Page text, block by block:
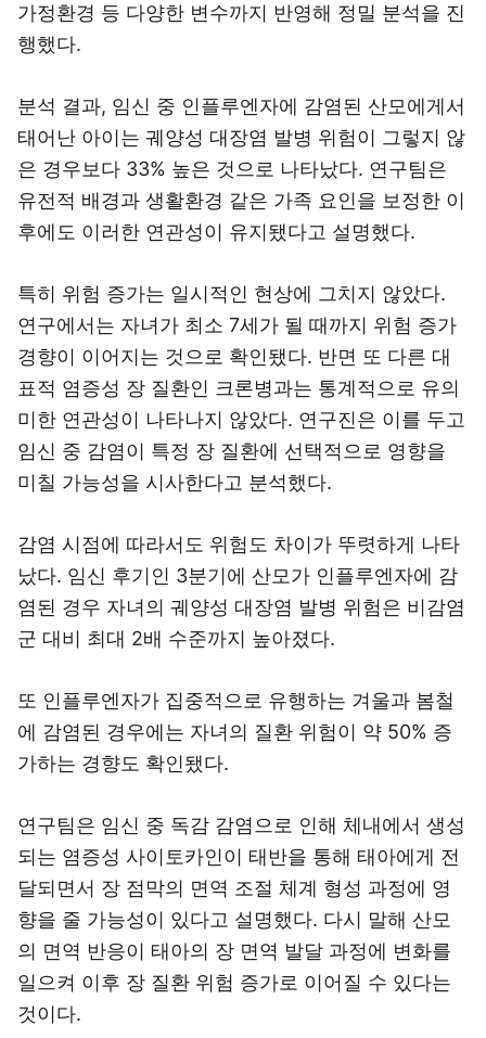
가정환경 등 다양한 변수까지 반영해 정밀 분석을 진
행했다.
분석 결과, 임신 중 인플루엔자에 감염된 산모에게서
태어난 아이는 궤양성 대장염 발병 위험이 그렇지 않
은 경우보다 33% 높은 것으로 나타났다. 연구팀은
유전적 배경과 생활환경 같은 가족 요인을 보정한 이
후에도 이러한 연관성이 유지됐다고 설명했다.
특히 위험 증가는 일시적인 현상에 그치지 않았다.
연구에서는 자녀가 최소 7세가 될 때까지 위험 증가
경향이 이어지는 것으로 확인됐다. 반면 또 다른 대
표적 염증성 장 질환인 크론병과는 통계적으로 유의
미한 연관성이 나타나지 않았다. 연구진은 이를 두고
임신 중 감염이 특정 장 질환에 선택적으로 영향을
미칠 가능성을 시사한다고 분석했다.
감염 시점에 따라서도 위험도 차이가 뚜렷하게 나타
났다. 임신 후기인 3분기에 산모가 인플루엔자에 감
염된 경우 자녀의 궤양성 대장염 발병 위험은 비감염
군 대비 최대 2배 수준까지 높아졌다.
또 인플루엔자가 집중적으로 유행하는 겨울과 봄철
에 감염된 경우에는 자녀의 질환 위험이 약 50% 증
가하는 경향도 확인됐다.
연구팀은 임신 중 독감 감염으로 인해 체내에서 생성
되는 염증성 사이토카인이 태반을 통해 태아에게 전
달되면서 장 점막의 면역 조절 체계 형성 과정에 영
향을 줄 가능성이 있다고 설명했다. 다시 말해 산모
의 면역 반응이 태아의 장 면역 발달 과정에 변화를
일으켜 이후 장 질환 위험 증가로 이어질 수 있다는
것이다.